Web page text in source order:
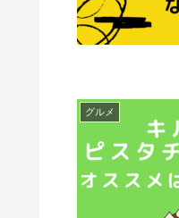
グルメ